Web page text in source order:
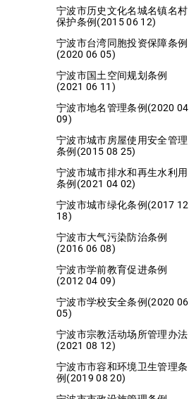
宁波市历史文化名城名镇名村
保护条例(2015 06 12)
宁波市台湾同胞投资保障条例
(2020 06 05)
宁波市国土空间规划条例
(2021 06 11)
宁波市地名管理条例(2020 04
09)
宁波市城市房屋使用安全管理
条例(2015 08 25)
宁波市城市排水和再生水利用
条例(2021 04 02)
宁波市城市绿化条例(2017 12
18)
宁波市大气污染防治条例
(2016 06 08)
宁波市学前教育促进条例
(2012 04 09)
宁波市学校安全条例(2020 06
05)
宁波市宗教活动场所管理办法
(2021 08 12)
宁波市市容和环境卫生管理条
例(2019 08 20)